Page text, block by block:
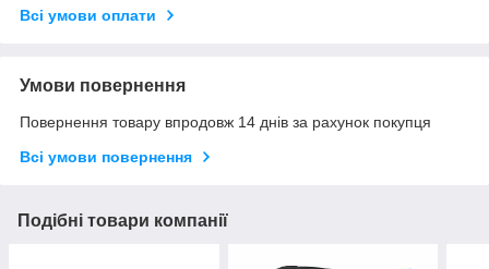
Всі умови оплати
Умови повернення
Повернення товару впродовж 14 днів за рахунок покупця
Всі умови повернення
Подібні товари компанії